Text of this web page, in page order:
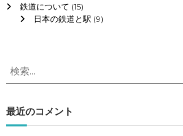
鉄道について (15)
日本の鉄道と駅 (9)
検
索
象
:
最近のコメント